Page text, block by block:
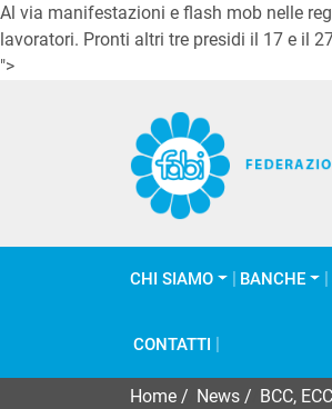
Al via manifestazioni e flash mob nelle
lavoratori. Pronti altri tre presidi il 17 e il
">
CHI SIAMO BANCHE
CONTATTI
Home News BCC,